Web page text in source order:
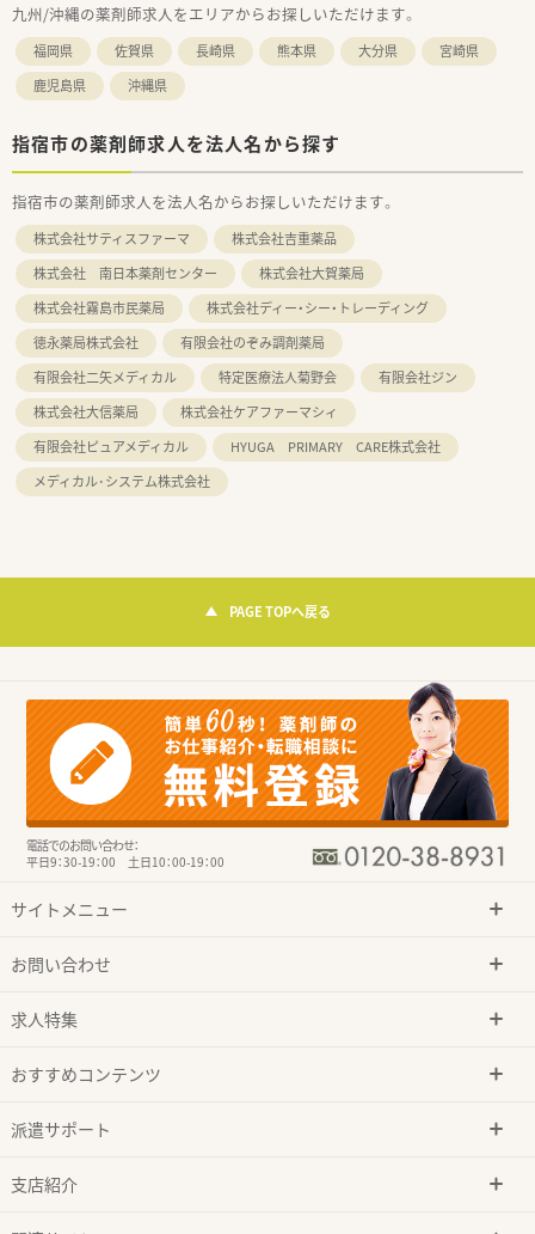
九州/沖縄の薬剤師求人をエリアからお探しいただけます。
福岡県 佐賀県 長崎県 熊本県 大分県
宮崎県
鹿児島県
沖縄県
指宿市の薬剤師求人を法人名から探す
指宿市の薬剤師求人を法人名からお探しいただけます。
株式会社サティスファーマ
株式会社吉重薬品
株式会社 南日本薬剤センター
株式会社大賀薬局
株式会社霧島市民薬局
株式会社ディー・シー・トレーディング
徳永薬局株式会社
有限会社のぞみ調剤薬局
有限会社二矢メディカル
特定医療法人菊野会
有限会社ジン
株式会社大信薬局
株式会社ケアファーマシィ
有限会社ピュアメディカル
HYUGA PRIMARY CARE株式会社
メディカル･システム株式会社
PAGE TOPへ戻る
電話でのお問い合わせ：
平日9：30-19：00 土日10：00-19：00
サイトメニュー
お問い合わせ
求人特集
おすすめコンテンツ
派遣サポート
支店紹介